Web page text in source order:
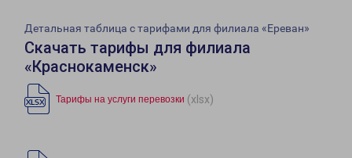
Детальная таблица с тарифами для филиала «Ереван»
Скачать тарифы для филиала
«Краснокаменск»
Тарифы на услуги перевозки (xlsx)